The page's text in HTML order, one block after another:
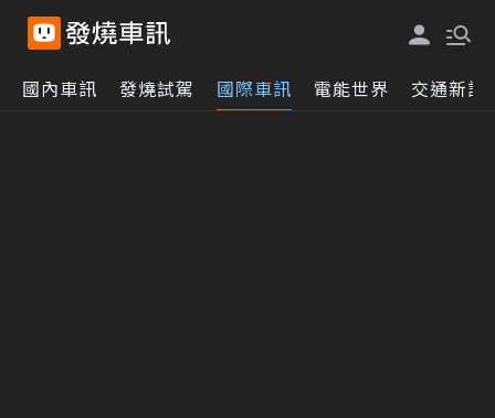
國內車訊 發燒試駕 國際車訊 電能世界 交通新訊